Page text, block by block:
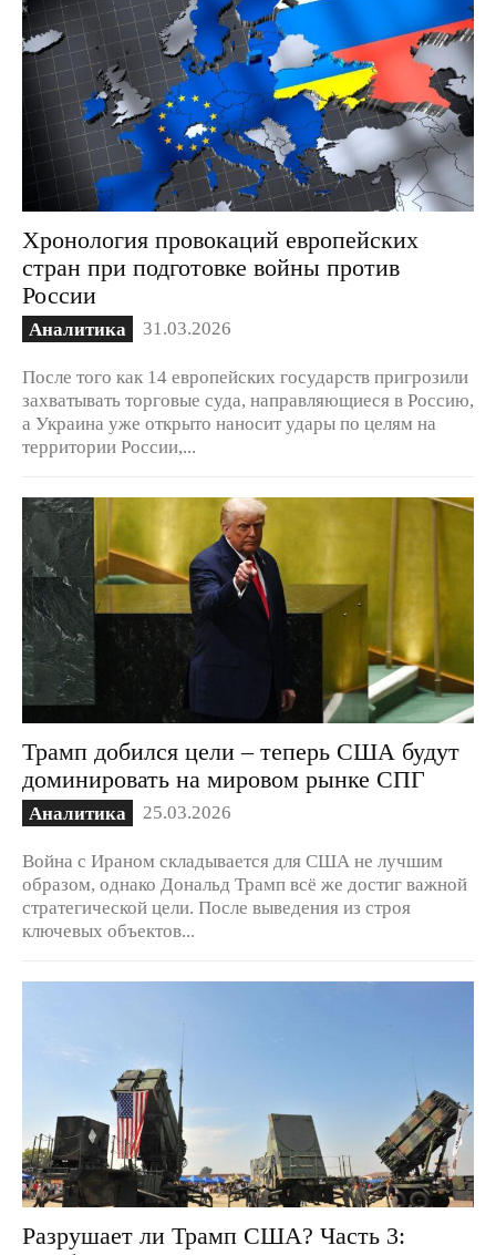
Хронология провокаций европейских
стран при подготовке войны против
России
Аналитика 31.03.2026
После того как 14 европейских государств пригрозили
захватывать торговые суда, направляющиеся в Россию,
а Украина уже открыто наносит удары по целям на
территории России,...
Трамп добился цели – теперь США будут
доминировать на мировом рынке СПГ
Аналитика 25.03.2026
Война с Ираном складывается для США не лучшим
образом, однако Дональд Трамп всё же достиг важной
стратегической цели. После выведения из строя
ключевых объектов...
Разрушает ли Трамп США? Часть 3: